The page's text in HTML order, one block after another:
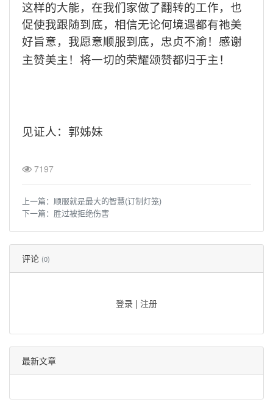
这样的大能，在我们家做了翻转的工作，也
促使我跟随到底，相信无论何境遇都有祂美
好旨意，我愿意顺服到底，忠贞不渝！感谢
主赞美主！将一切的荣耀颂赞都归于主！
见证人：郭姊妹
7197
上一篇： 顺服就是最大的智慧(订制灯笼)
下一篇： 胜过被拒绝伤害
评论 (0)
登录 | 注册
最新文章